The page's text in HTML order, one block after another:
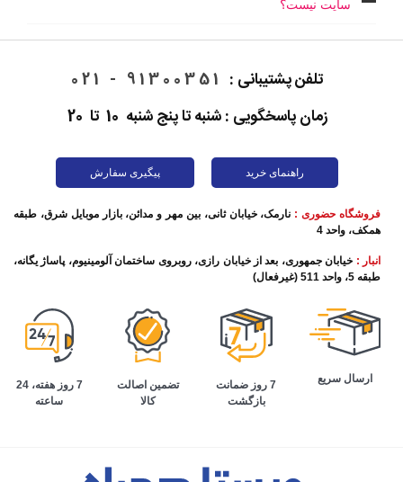
سایت نیست؟
تلفن پشتیبانی : 91300351 - 021
زمان پاسخگویی : شنبه تا پنج شنبه 10 تا 20
راهنمای خرید پیگیری سفارش
فروشگاه حضوری : نارمک، خیابان ثانی، بین مهر و مدائن، بازار موبایل شرق، طبقه
همکف، واحد 4
انبار : خیابان جمهوری، بعد از خیابان رازی، روبروی ساختمان آلومینیوم، پاساژ یگانه،
طبقه 5، واحد 511 (غیرفعال)
ارسال سریع
7 روز ضمانت
بازگشت
تضمین اصالت
کالا
7 روز هفته، 24
ساعته